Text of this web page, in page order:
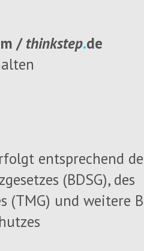
/thinkstep.de
entsprechend
(BDSG), des
(TMG) und weitere